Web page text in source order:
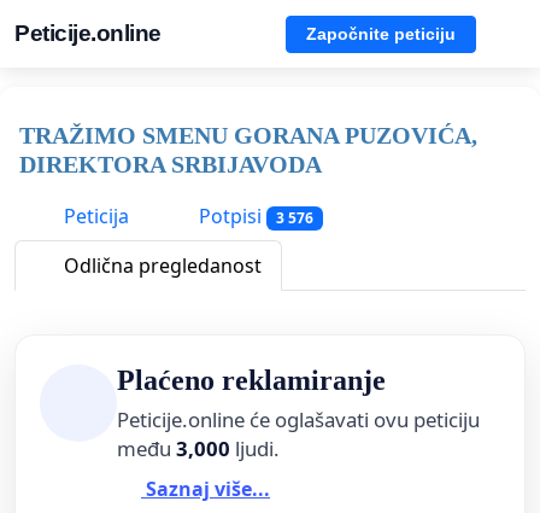
Peticije.online Započnite peticiju
TRAŽIMO SMENU GORANA PUZOVIĆA,
DIREKTORA SRBIJAVODA
Peticija
Potpisi 3 576
Odlična pregledanost
Plaćeno reklamiranje
Peticije.online će oglašavati ovu peticiju
među 3,000 ljudi.
Saznaj više...